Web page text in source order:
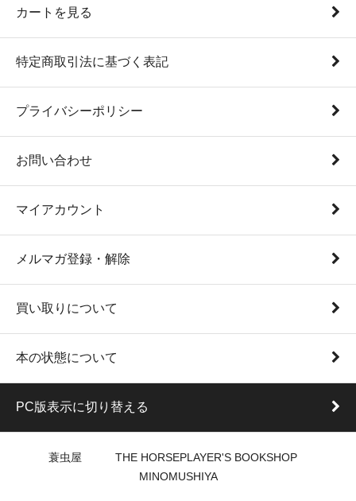
カートを見る
特定商取引法に基づく表記
プライバシーポリシー
お問い合わせ
マイアカウント
メルマガ登録・解除
買い取りについて
本の状態について
PC版表示に切り替える
蓑虫屋 THE HORSEPLAYER'S BOOKSHOP
MINOMUSHIYA